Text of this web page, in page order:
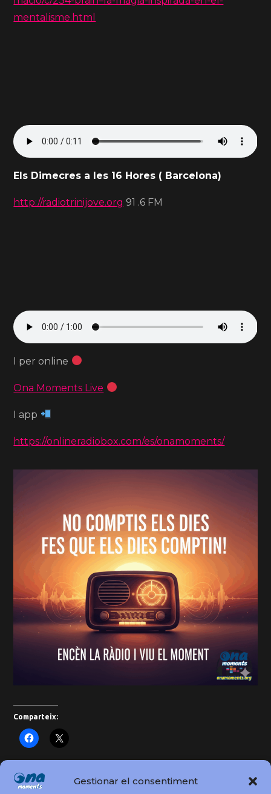
Gestionar el consentiment
mentalisme.html
Els Dimecres a les 16 Hores ( Barcelona)
http://radiotrinijove.org 91 .6 FM
I per online
Ona Moments Live
I app
https://onlineradiobox.com/es/onamoments/
Comparteix: